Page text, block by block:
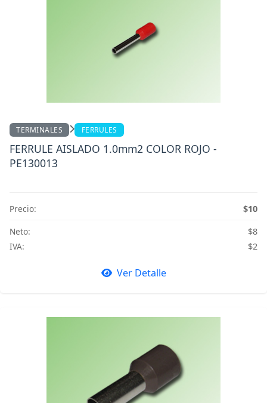
TERMINALES FERRULES
FERRULE AISLADO 1.0mm2 COLOR ROJO -
PE130013
Precio:
$10
Neto:
$8
IVA:
$2
Ver Detalle